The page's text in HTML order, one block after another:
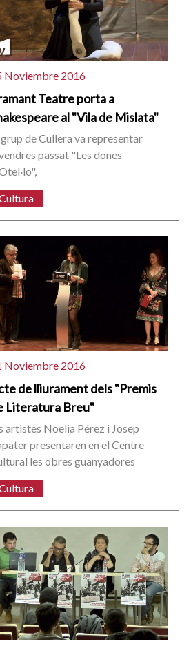
Noviembre 2016
Teatre porta a
al "Vila de Mislata"
grup de Cullera va representar
passat "Les dones
Noviembre 2016
de lliurament dels "Premis
Literatura Breu"
artistes Noelia Pérez i Josep
presentaren en el Centre
les obres guanyadores